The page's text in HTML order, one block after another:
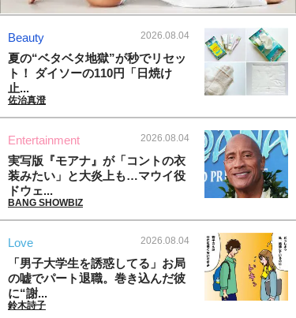
Beauty 2026.08.04
夏の“ベタベタ地獄”が秒でリセッ
ト！ ダイソーの110円「日焼け
止...
佐治真澄
Entertainment 2026.08.04
実写版『モアナ』が「コントの衣
装みたい」と大炎上も…マウイ役
ドウェ...
BANG SHOWBIZ
Love 2026.08.04
「男子大学生を誘惑してる」お局
の嘘でパート退職。巻き込んだ彼
に“謝...
鈴木詩子